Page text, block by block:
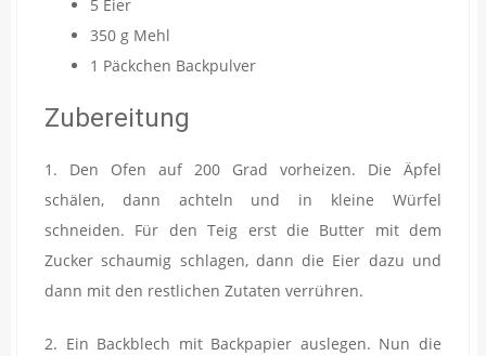
5 Eier
350 g Mehl
1 Päckchen Backpulver
Zubereitung
1. Den Ofen auf 200 Grad vorheizen. Die Äpfel
schälen, dann achteln und in kleine Würfel
schneiden. Für den Teig erst die Butter mit dem
Zucker schaumig schlagen, dann die Eier dazu und
dann mit den restlichen Zutaten verrühren.
2. Ein Backblech mit Backpapier auslegen. Nun die